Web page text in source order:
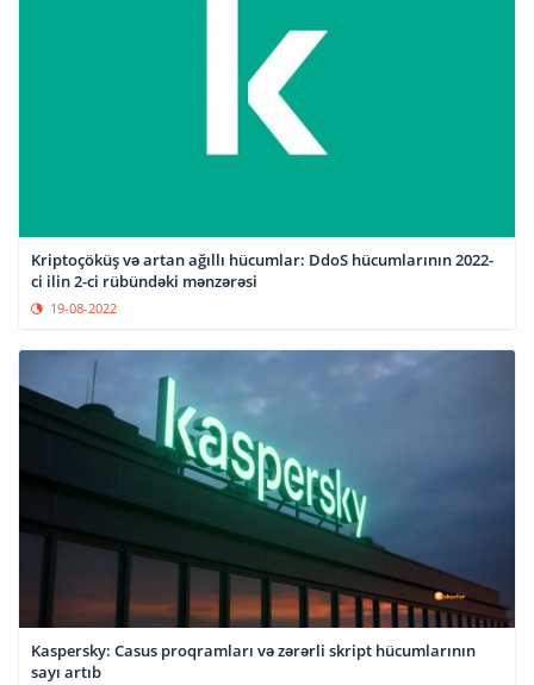
Kriptoçöküş və artan ağıllı hücumlar: DdoS hücumlarının 2022-
ci ilin 2-ci rübündəki mənzərəsi
19-08-2022
Kaspersky: Casus proqramları və zərərli skript hücumlarının
sayı artıb